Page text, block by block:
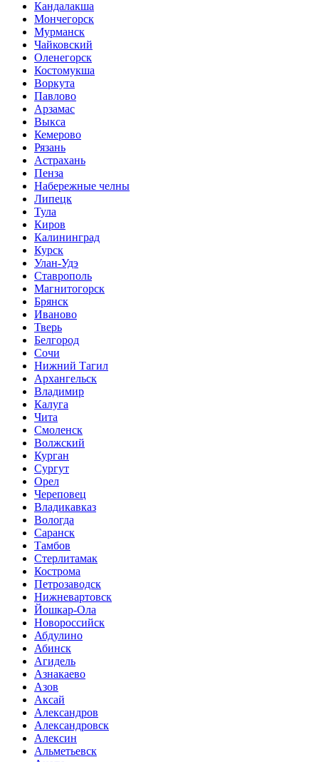
Кандалакша
Мончегорск
Мурманск
Чайковский
Оленегорск
Костомукша
Воркута
Павлово
Арзамас
Выкса
Кемерово
Рязань
Астрахань
Пенза
Набережные челны
Липецк
Тула
Киров
Калининград
Курск
Улан-Удэ
Ставрополь
Магнитогорск
Брянск
Иваново
Тверь
Белгород
Сочи
Нижний Тагил
Архангельск
Владимир
Калуга
Чита
Смоленск
Волжский
Курган
Сургут
Орел
Череповец
Владикавказ
Вологда
Саранск
Тамбов
Стерлитамак
Кострома
Петрозаводск
Нижневартовск
Йошкар-Ола
Новороссийск
Абдулино
Абинск
Агидель
Азнакаево
Азов
Аксай
Александров
Александровск
Алексин
Альметьевск